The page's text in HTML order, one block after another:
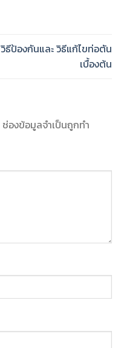
วิธีป้องกันและ วิธีแก้ไขท่อตัน
เบื้องต้น
ช่องข้อมูลจำเป็นถูกทำ